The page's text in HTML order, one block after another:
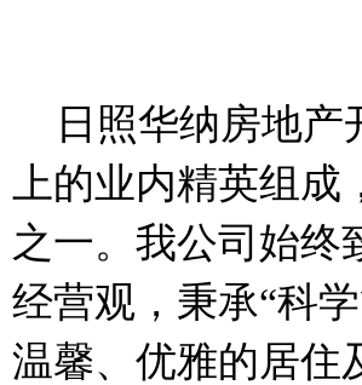
日照华纳房地产
上的业内精英组
之一。我公司始终
经营观，秉承“科
温馨、优雅的居住